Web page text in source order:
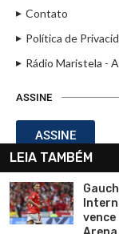
Contato
Política de
Rádio Maristela -
ASSINE
ASSINE
Copyright 2026 – Todos
Agência de Marketing
LEIA TAMBÉM
vence